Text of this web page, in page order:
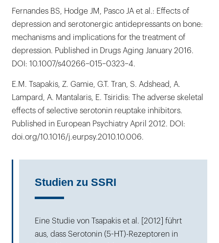
Fernandes BS, Hodge JM, Pasco JA et al.: Effects of
depression and serotonergic antidepressants on bone:
mechanisms and implications for the treatment of
depression. Published in Drugs Aging January 2016.
DOI: 10.1007/s40266–015–0323–4.
E.M. Tsapakis, Z. Gamie, G.T. Tran, S. Adshead, A.
Lampard, A. Mantalaris, E. Tsiridis: The adverse skeletal
effects of selective serotonin reuptake inhibitors.
Published in European Psychiatry April 2012. DOI:
doi.org/10.1016/j.eurpsy.2010.10.006.
Studien zu SSRI
Eine Studie von Tsapakis et al. [2012] führt
aus, dass Serotonin (5-HT)-Rezeptoren in